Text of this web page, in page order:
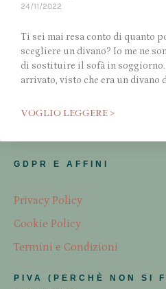
24/11/2022
Ti sei mai resa conto di quanto
scegliere un divano? Io me ne
di sostituire il sofà in
arrivato, visto che era un divano
VOGLIO LEGGERE >
GDPR E AFFINI
Privacy Policy
Cookie Policy
Termini e Condizioni
PIVA (PERCHÈ NON SI